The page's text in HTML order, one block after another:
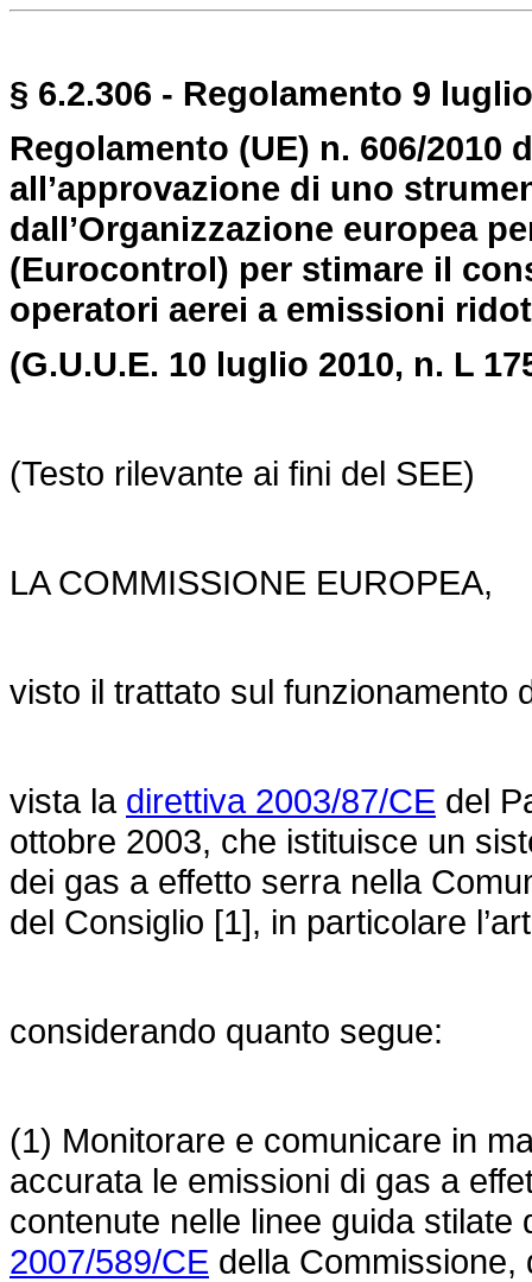
§ 6.2.306 - Regolamento 9
Regolamento (UE) n. 606/
all’approvazione di uno
dall’Organizzazione europea
(Eurocontrol) per stimare il
operatori aerei a emissioni
(G.U.U.E. 10 luglio 2010, n. L
(Testo rilevante ai fini del SEE)
LA COMMISSIONE EUROPEA,
visto il trattato sul funzionamento
vista la direttiva 2003/87/CE del
ottobre 2003, che istituisce un
dei gas a effetto serra nella
del Consiglio [1], in particolare
considerando quanto segue:
(1) Monitorare e comunicare in
accurata le emissioni di gas a
contenute nelle linee guida
2007/589/CE della Commissione,